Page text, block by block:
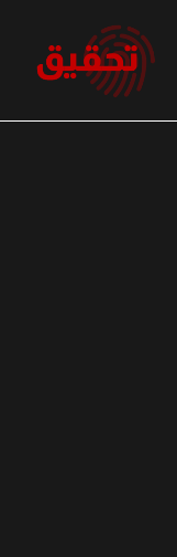
إلى
المحتوى